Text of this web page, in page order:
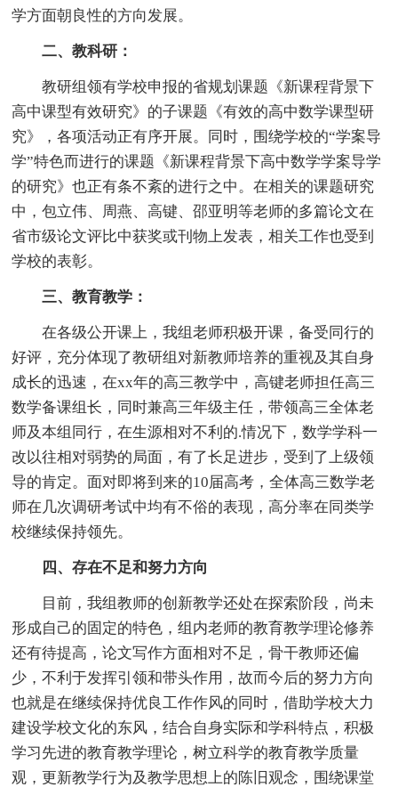
学方面朝良性的方向发展。
二、教科研：
教研组领有学校申报的省规划课题《新课程背景下
高中课型有效研究》的子课题《有效的高中数学课型研
究》，各项活动正有序开展。同时，围绕学校的“学案导
学”特色而进行的课题《新课程背景下高中数学学案导学
的研究》也正有条不紊的进行之中。在相关的课题研究
中，包立伟、周燕、高键、邵亚明等老师的多篇论文在
省市级论文评比中获奖或刊物上发表，相关工作也受到
学校的表彰。
三、教育教学：
在各级公开课上，我组老师积极开课，备受同行的
好评，充分体现了教研组对新教师培养的重视及其自身
成长的迅速，在xx年的高三教学中，高键老师担任高三
数学备课组长，同时兼高三年级主任，带领高三全体老
师及本组同行，在生源相对不利的.情况下，数学学科一
改以往相对弱势的局面，有了长足进步，受到了上级领
导的肯定。面对即将到来的10届高考，全体高三数学老
师在几次调研考试中均有不俗的表现，高分率在同类学
校继续保持领先。
四、存在不足和努力方向
目前，我组教师的创新教学还处在探索阶段，尚未
形成自己的固定的特色，组内老师的教育教学理论修养
还有待提高，论文写作方面相对不足，骨干教师还偏
少，不利于发挥引领和带头作用，故而今后的努力方向
也就是在继续保持优良工作作风的同时，借助学校大力
建设学校文化的东风，结合自身实际和学科特点，积极
学习先进的教育教学理论，树立科学的教育教学质量
观，更新教学行为及教学思想上的陈旧观念，围绕课堂